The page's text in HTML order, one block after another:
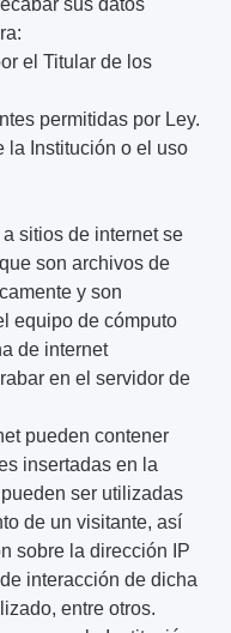
sus datos
el Titular de los
permitidas por Ley.
la Institución o el uso
sitios de internet se
son archivos de
y son
equipo de cómputo
de internet
en el servidor de
pueden contener
insertadas en la
ser utilizadas
de un visitante, así
sobre la dirección IP
interacción de dicha
entre otros.